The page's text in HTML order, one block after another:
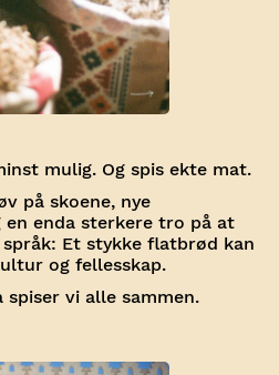
mulig. Og spis ekte mat.
på skoene, nye
enda sterkere tro på at
Et stykke flatbrød kan
og fellesskap.
vi alle sammen.